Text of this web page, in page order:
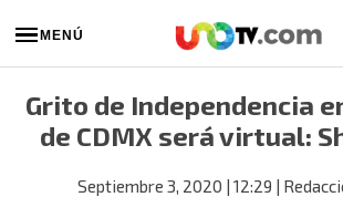
MENÚ
Grito de Independencia
de CDMX será virtual:
Septiembre 3, 2020 | 12:29 |